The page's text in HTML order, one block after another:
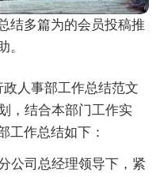
结多篇为的会员投稿推
。
政人事部工作总结范文
，结合本部门工作实
工作总结如下：
公司总经理领导下，紧